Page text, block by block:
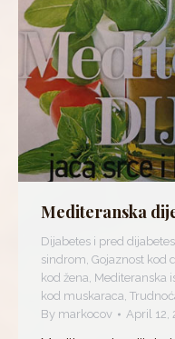
Mediteranska
Dijabetes i pred dijabetes
sindrom, Gojaznost kod
kod žena, Mediteranska
kod muskaraca,
By markocov April 12,